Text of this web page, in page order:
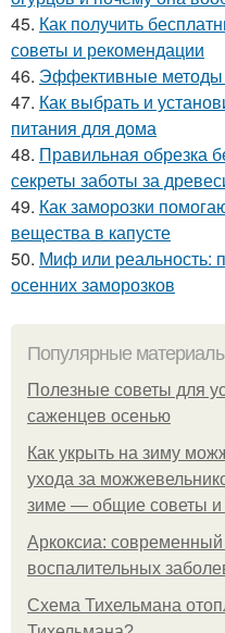
45. Как получить
советы и рекомендации
46. Эффективные
47. Как выбрать и
питания для дома
48. Правильная обрезка
секреты заботы за
49. Как заморозки
вещества в капусте
50. Миф или реальность:
осенних заморозков
Популярные
Полезные советы для
саженцев осенью
Как укрыть на зиму
ухода за
зиме — общие советы и
Аркоксиа:
воспалительных
Схема Тихельмана